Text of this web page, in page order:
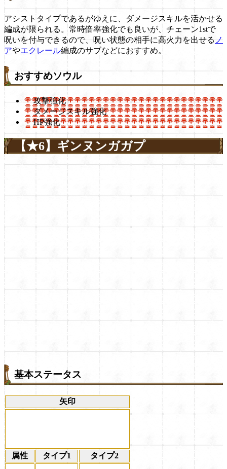
アシストタイプであるがゆえに、ダメージスキルを活かせる
編成が限られる。常時倍率強化でも良いが、チェーン1stで
呪いを付与できるので、呪い状態の相手に高火力を出せるノ
アやエクレール編成のサブなどにおすすめ。
おすすめソウル
攻撃強化
ダメージスキル強化
HP強化
【★6】ギンヌンガガプ
基本ステータス
矢印
属性 タイプ1 タイプ2